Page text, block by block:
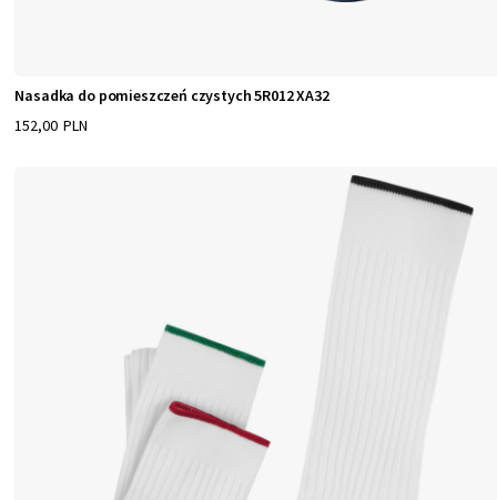
Nasadka do pomieszczeń czystych 5R012 XA32
152,00 PLN